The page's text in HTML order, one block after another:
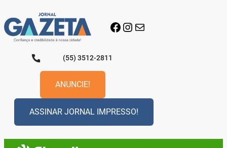
para
o
conteúdo
Facebook
Instagram
E-mail
(55) 3512-2811
ANUNCIE!
ASSINAR JORNAL IMPRESSO!